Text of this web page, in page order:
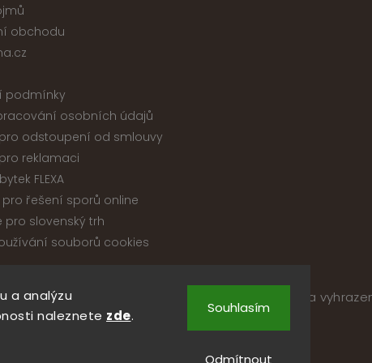
a analýzu
naleznete zde.
Odmítnout
Souhlasím
obchodu
podmínky
osobních údajů
odstoupení od smlouvy
reklamaci
FLEXA
řešení sporů online
pro slovenský trh
souborů cookies
2026
. Všechna práva
Upravit nastavení cookies
| DesignShoptak.cz